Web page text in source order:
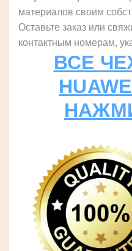
материалов своим
Оставьте заказ или
контактным номерам,
ВСЕ